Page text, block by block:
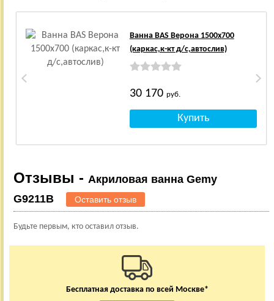
Ванна BAS Верона 1500х700
(каркас,к-кт д/с,автослив)
30 170 руб.
Отзывы - Акриловая ванна Gemy
G9211B
Оставить отзыв
Будьте первым, кто оставил отзыв.
Бесплатная доставка по всей Москве*